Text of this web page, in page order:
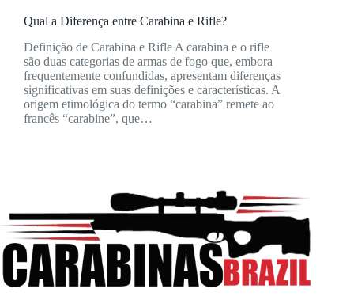
Qual a Diferença entre Carabina e Rifle?
Definição de Carabina e Rifle A carabina e o rifle
são duas categorias de armas de fogo que, embora
frequentemente confundidas, apresentam diferenças
significativas em suas definições e características. A
origem etimológica do termo “carabina” remete ao
francês “carabine”, que…